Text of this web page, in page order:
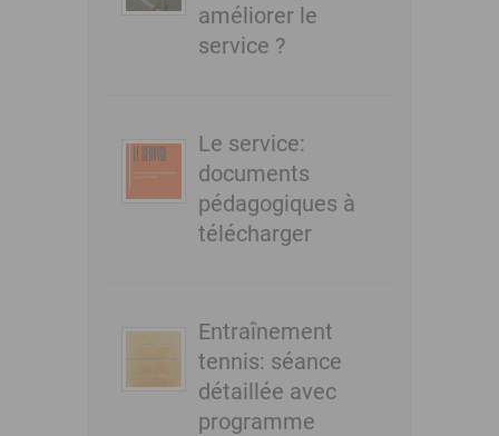
améliorer le
service ?
Le service:
documents
pédagogiques à
télécharger
Entraînement
tennis: séance
détaillée avec
programme